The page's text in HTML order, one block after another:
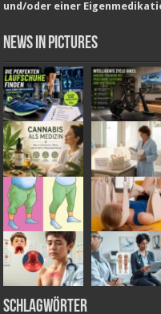
und/oder einer
News in Pictures
Schlagwörter